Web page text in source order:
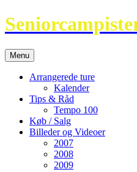
Hop
til
Menu
Arrangerede ture
Kalender
Tips & Råd
Tempo 100
Køb / Salg
Billeder og Videoer
2007
2008
2009